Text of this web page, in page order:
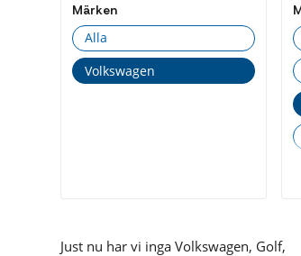
Märken
Alla
Volkswagen
Just nu har vi inga Volkswagen, Golf,